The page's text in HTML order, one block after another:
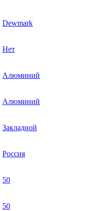
Dewmark
Нет
Алюминий
Алюминий
Закладной
Россия
50
50